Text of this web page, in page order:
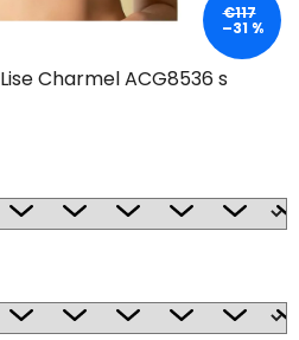
Charmel ACG8536 s
€117
–31 %